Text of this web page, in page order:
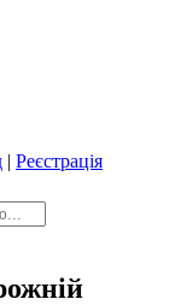
| Реєстрація